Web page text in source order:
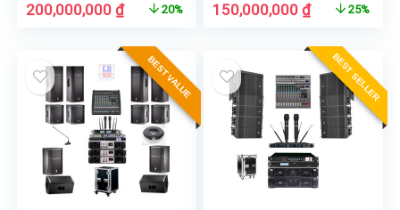
200,000,000₫ 20% 150,000,000₫ 25%
BEST VALUE BEST SELLER